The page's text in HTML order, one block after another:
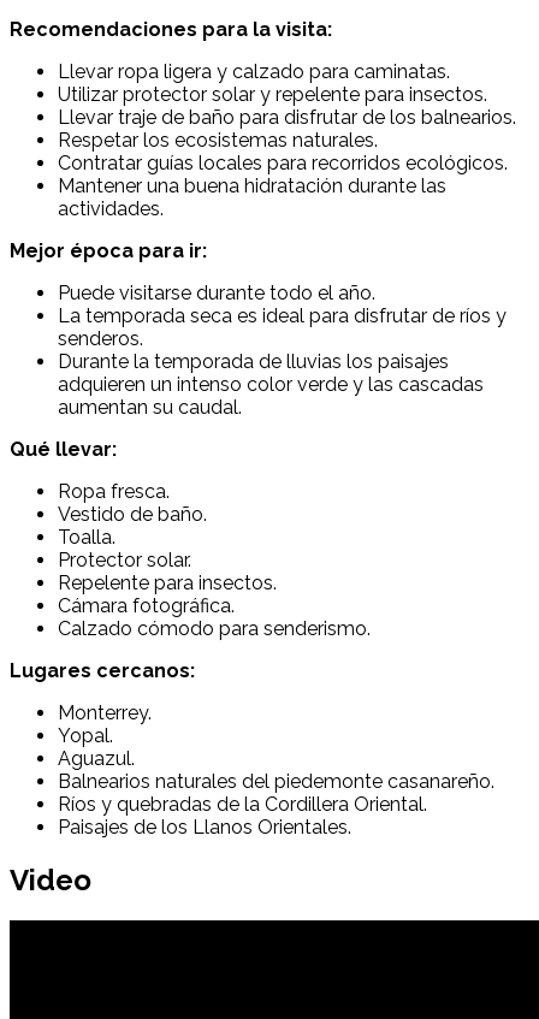
Recomendaciones para la visita:
Llevar ropa ligera y calzado para caminatas.
Utilizar protector solar y repelente para insectos.
Llevar traje de baño para disfrutar de los balnearios.
Respetar los ecosistemas naturales.
Contratar guías locales para recorridos ecológicos.
Mantener una buena hidratación durante las
actividades.
Mejor época para ir:
Puede visitarse durante todo el año.
La temporada seca es ideal para disfrutar de ríos y
senderos.
Durante la temporada de lluvias los paisajes
adquieren un intenso color verde y las cascadas
aumentan su caudal.
Qué llevar:
Ropa fresca.
Vestido de baño.
Toalla.
Protector solar.
Repelente para insectos.
Cámara fotográfica.
Calzado cómodo para senderismo.
Lugares cercanos:
Monterrey.
Yopal.
Aguazul.
Balnearios naturales del piedemonte casanareño.
Ríos y quebradas de la Cordillera Oriental.
Paisajes de los Llanos Orientales.
Video